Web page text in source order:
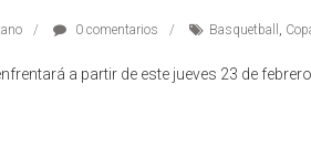
0 comentarios Basquetball ,
a partir de este jueves 23 de